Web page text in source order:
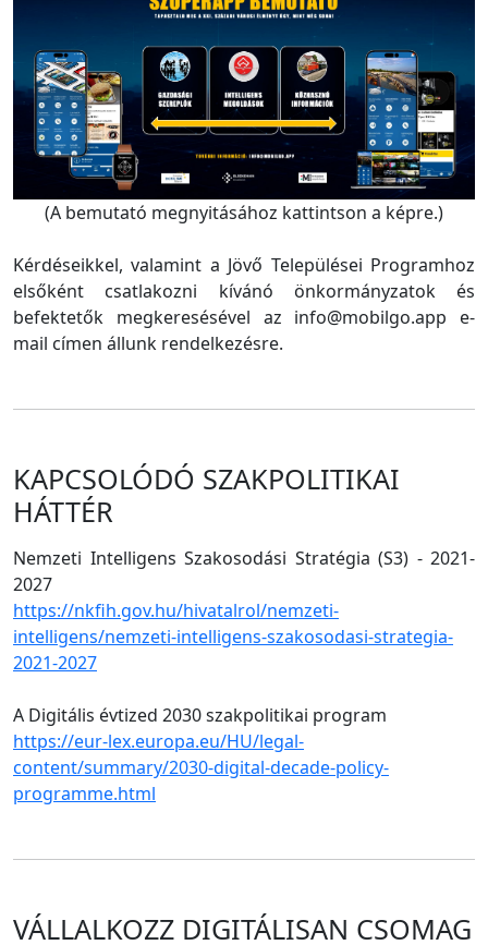
(A bemutató megnyitásához kattintson a képre.)
Kérdéseikkel, valamint a Jövő Települései Programhoz
elsőként csatlakozni kívánó önkormányzatok és
befektetők megkeresésével az info@mobilgo.app e-
mail címen állunk rendelkezésre.
KAPCSOLÓDÓ SZAKPOLITIKAI
HÁTTÉR
Nemzeti Intelligens Szakosodási Stratégia (S3) - 2021-
2027
https://nkfih.gov.hu/hivatalrol/nemzeti-
intelligens/nemzeti-intelligens-szakosodasi-strategia-
2021-2027
A Digitális évtized 2030 szakpolitikai program
https://eur-lex.europa.eu/HU/legal-
content/summary/2030-digital-decade-policy-
programme.html
VÁLLALKOZZ DIGITÁLISAN CSOMAG